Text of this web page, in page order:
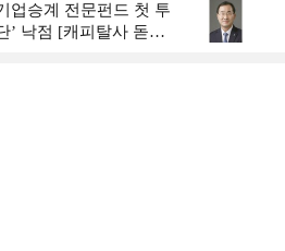
업승계 전문펀드 첫 투
’ 낙점 [캐피탈사 돋보